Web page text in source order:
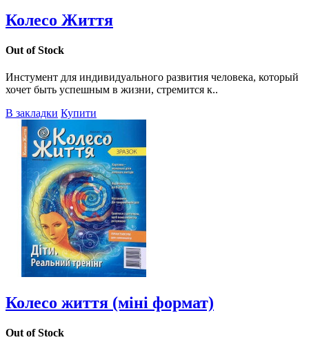
Колесо Життя
Out of Stock
Инстумент для индивидуального развития человека, который
хочет быть успешным в жизни, стремится к..
В закладки Купити
Колесо життя (міні формат)
Out of Stock